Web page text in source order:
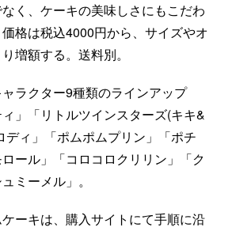
く、ケーキの美味しさにもこだわ
格は税込4000円から、サイズやオ
増額する。送料別。
ラクター9種類のラインアップ
」「リトルツインスターズ(キキ&
ディ」「ポムポムプリン」「ポチ
ール」「コロコロクリリン」「ク
ミーメル」。
ーキは、購入サイトにて手順に沿